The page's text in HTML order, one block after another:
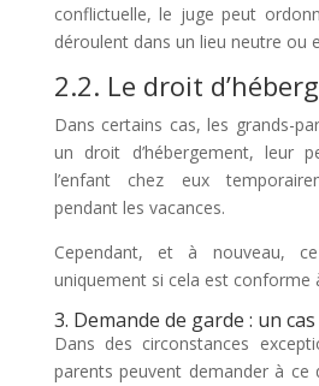
conflictuelle, le juge peut
déroulent dans un lieu neutre ou
2.2. Le droit
Dans certains cas, les grands-
un droit d’hébergement, leur
l’enfant chez eux
pendant les vacances.
Cependant, et à nouveau,
uniquement si cela est conforme
3. Demande de garde : un
Dans des circonstances
parents peuvent demander à ce